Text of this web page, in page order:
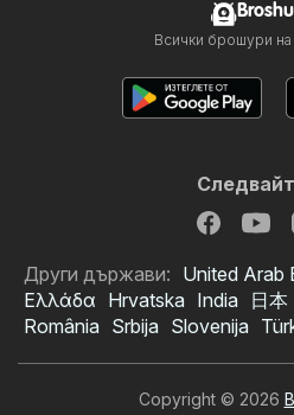
Всички брошури
Други държави: United Arab
Ελλάδα Hrvatska India 日本
România Srbija Slovenija
Copyright © 2026